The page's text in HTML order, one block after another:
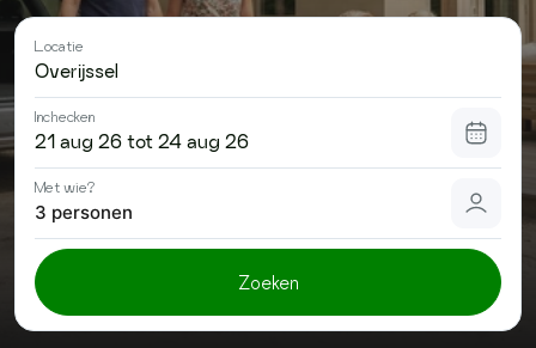
Contact
Locatie
Inchecken
Met wie?
3 personen
Zoeken